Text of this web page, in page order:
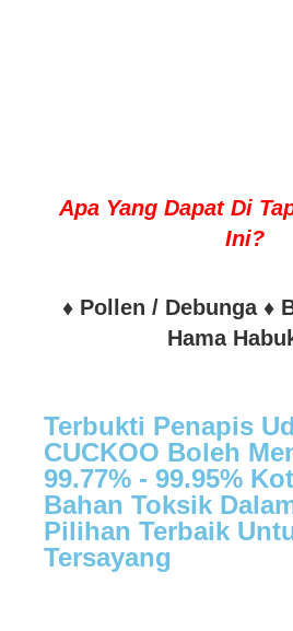
Apa Yang Dapat Di
Ini?
♦ Pollen / Debunga ♦
Hama
Terbukti Penapis
CUCKOO Boleh
99.77% - 99.95%
Bahan Toksik
Pilihan Terbaik
Tersayang